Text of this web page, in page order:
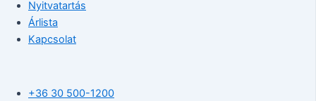
Nyitvatartás
Árlista
Kapcsolat
+36 30 500-1200​